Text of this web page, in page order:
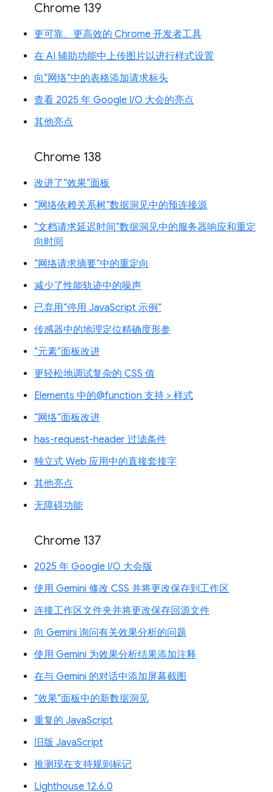
Chrome 139
更可靠、更高效的 Chrome 开发者工具
在 AI 辅助功能中上传图片以进行样式设置
向“网络”中的表格添加请求标头
查看 2025 年 Google I/O 大会的亮点
其他亮点
Chrome 138
改进了“效果”面板
“网络依赖关系树”数据洞见中的预连接源
“文档请求延迟时间”数据洞见中的服务器响应和重定
向时间
“网络请求摘要”中的重定向
减少了性能轨迹中的噪声
已弃用“停用 JavaScript 示例”
传感器中的地理定位精确度形参
“元素”面板改进
更轻松地调试复杂的 CSS 值
Elements 中的@function 支持 > 样式
“网络”面板改进
has-request-header 过滤条件
独立式 Web 应用中的直接套接字
其他亮点
无障碍功能
Chrome 137
2025 年 Google I/O 大会版
使用 Gemini 修改 CSS 并将更改保存到工作区
连接工作区文件夹并将更改保存回源文件
向 Gemini 询问有关效果分析的问题
使用 Gemini 为效果分析结果添加注释
在与 Gemini 的对话中添加屏幕截图
“效果”面板中的新数据洞见
重复的 JavaScript
旧版 JavaScript
推测现在支持规则标记
Lighthouse 12.6.0